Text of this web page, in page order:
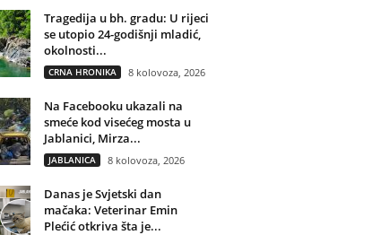
Tragedija u bh. gradu: U rijeci
se utopio 24-godišnji mladić,
okolnosti...
CRNA HRONIKA 8 kolovoza, 2026
Na Facebooku ukazali na
smeće kod visećeg mosta u
Jablanici, Mirza...
JABLANICA 8 kolovoza, 2026
Danas je Svjetski dan
mačaka: Veterinar Emin
Plećić otkriva šta je...